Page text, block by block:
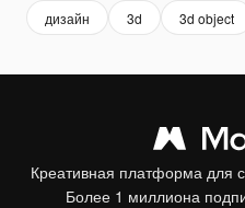
дизайн 3d 3d object
Креативная платформа для
Более 1 миллиона